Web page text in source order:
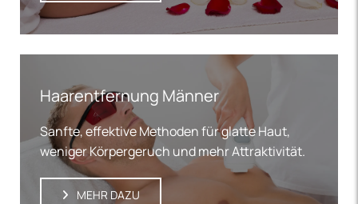
Haarentfernung Männer
Sanfte, effektive Methoden für glatte Haut,
weniger Körpergeruch und mehr Attraktivität.
MEHR DAZU